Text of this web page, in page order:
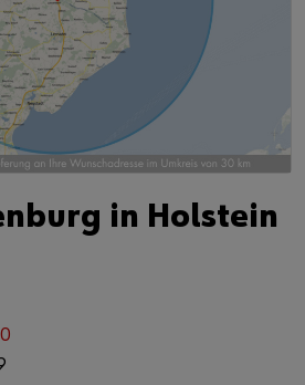
in Holstein